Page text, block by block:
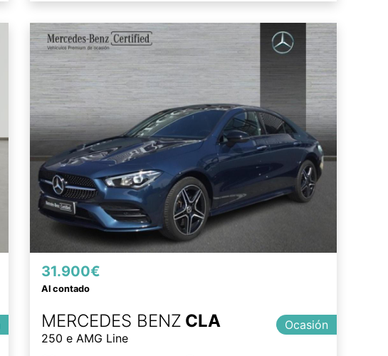
31.900€
Al contado
MERCEDES BENZ CLA
250 e AMG Line
Ocasión